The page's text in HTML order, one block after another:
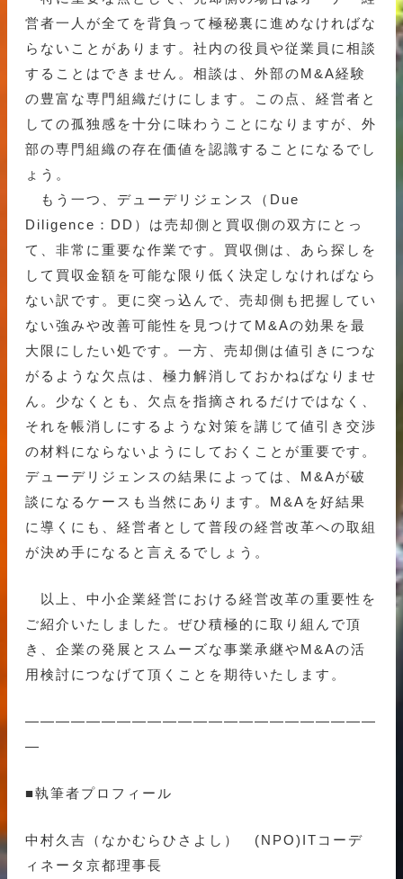
営者一人が全てを背負って極秘裏に進めなければな
らないことがあります。社内の役員や従業員に相談
することはできません。相談は、外部のM&A経験
の豊富な専門組織だけにします。この点、経営者と
しての孤独感を十分に味わうことになりますが、外
部の専門組織の存在価値を認識することになるでし
ょう。
もう一つ、デューデリジェンス（Due
Diligence：DD）は売却側と買収側の双方にとっ
て、非常に重要な作業です。買収側は、あら探しを
して買収金額を可能な限り低く決定しなければなら
ない訳です。更に突っ込んで、売却側も把握してい
ない強みや改善可能性を見つけてM&Aの効果を最
大限にしたい処です。一方、売却側は値引きにつな
がるような欠点は、極力解消しておかねばなりませ
ん。少なくとも、欠点を指摘されるだけではなく、
それを帳消しにするような対策を講じて値引き交渉
の材料にならないようにしておくことが重要です。
デューデリジェンスの結果によっては、M&Aが破
談になるケースも当然にあります。M&Aを好結果
に導くにも、経営者として普段の経営改革への取組
が決め手になると言えるでしょう。
以上、中小企業経営における経営改革の重要性を
ご紹介いたしました。ぜひ積極的に取り組んで頂
き、企業の発展とスムーズな事業承継やM&Aの活
用検討につなげて頂くことを期待いたします。
———————————————————————
—
■執筆者プロフィール
中村久吉（なかむらひさよし） (NPO)ITコーデ
ィネータ京都理事長